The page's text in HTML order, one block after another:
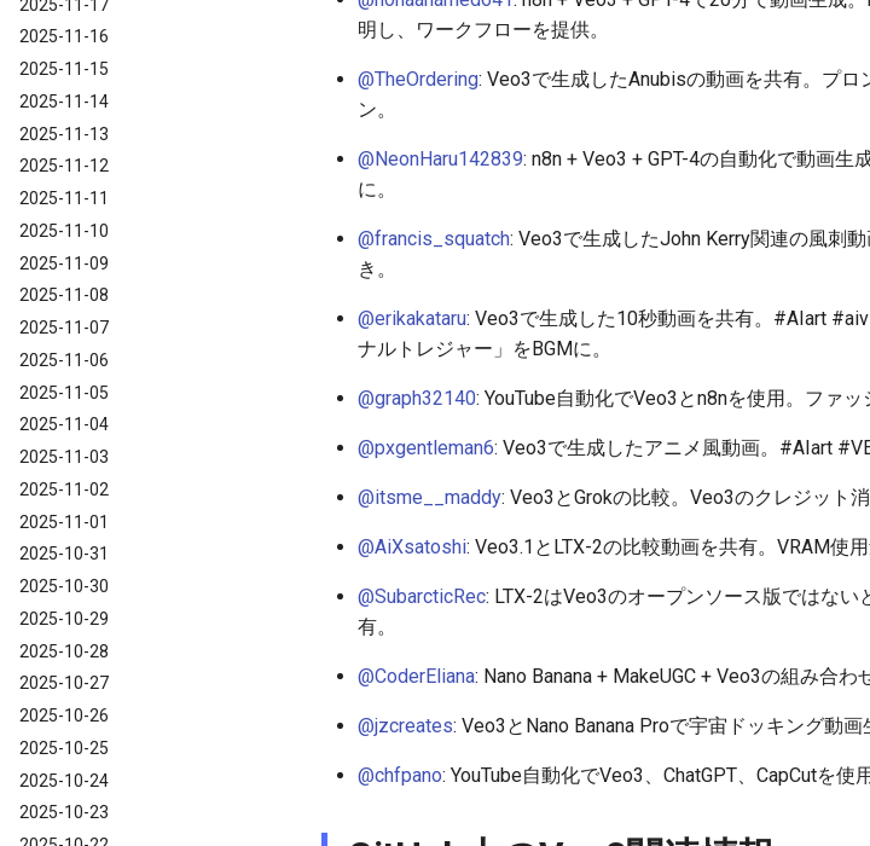
2025-11-17
2025-11-16
2025-11-15
2025-11-14
2025-11-13
2025-11-12
2025-11-11
2025-11-10
2025-11-09
2025-11-08
2025-11-07
2025-11-06
2025-11-05
2025-11-04
2025-11-03
2025-11-02
2025-11-01
2025-10-31
2025-10-30
2025-10-29
2025-10-28
2025-10-27
2025-10-26
2025-10-25
2025-10-24
2025-10-23
明し、ワークフローを提供。
@TheOrdering: Veo3で生成したAnubisの動画を共有。プ
ン。
@NeonHaru142839: n8n + Veo3 + GPT-4の自動化で動画
に。
@francis_squatch: Veo3で生成したJohn Kerry関連の風刺
き。
@erikakataru: Veo3で生成した10秒動画を共有。#AIart
ナルトレジャー」をBGMに。
@graph32140: YouTube自動化でVeo3とn8nを使用。ファッ
@pxgentleman6: Veo3で生成したアニメ風動画。#AIart
@itsme__maddy: Veo3とGrokの比較。Veo3のクレジット消
@AiXsatoshi: Veo3.1とLTX-2の比較動画を共有。VRAM使
@SubarcticRec: LTX-2はVeo3のオープンソース版ではな
有。
@CoderEliana: Nano Banana + MakeUGC + Veo3の組み合
@jzcreates: Veo3とNano Banana Proで宇宙ドッキング動
@chfpano: YouTube自動化でVeo3、ChatGPT、CapCutを使用